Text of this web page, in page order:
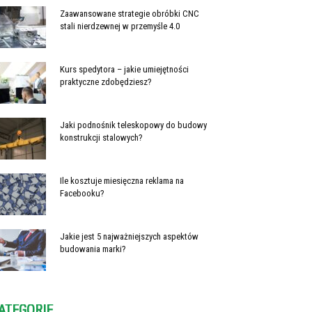
Zaawansowane strategie obróbki CNC
stali nierdzewnej w przemyśle 4.0
Kurs spedytora – jakie umiejętności
praktyczne zdobędziesz?
Jaki podnośnik teleskopowy do budowy
konstrukcji stalowych?
Ile kosztuje miesięczna reklama na
Facebooku?
Jakie jest 5 najważniejszych aspektów
budowania marki?